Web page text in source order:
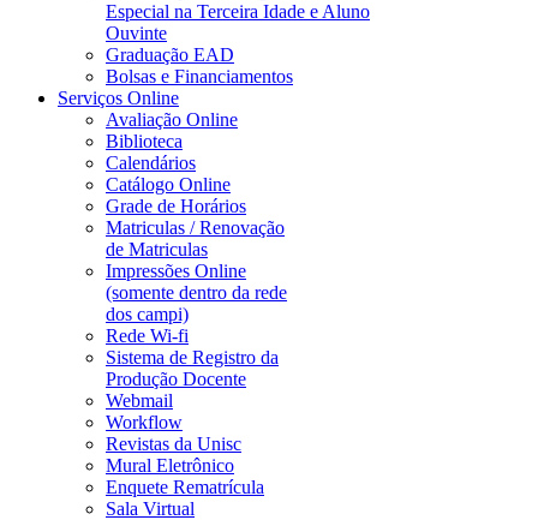
Especial na Terceira Idade e Aluno
Ouvinte
Graduação EAD
Bolsas e Financiamentos
Serviços Online
Avaliação Online
Biblioteca
Calendários
Catálogo Online
Grade de Horários
Matriculas / Renovação
de Matriculas
Impressões Online
(somente dentro da rede
dos campi)
Rede Wi-fi
Sistema de Registro da
Produção Docente
Webmail
Workflow
Revistas da Unisc
Mural Eletrônico
Enquete Rematrícula
Sala Virtual